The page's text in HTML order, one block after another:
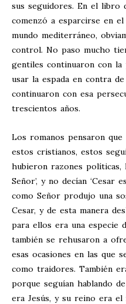
sus seguidores. En el libro
comenzó a esparcirse en
mundo mediterráneo,
control. No paso mucho
gentiles continuaron con la
usar la espada en contra
continuaron con esa
trescientos años.
Los romanos pensaron
estos cristianos, estos
hubieron razones políticas,
Señor’, y no decían ‘Cesar
como Señor produjo una
Cesar, y de esta manera
para ellos era una especie
también se rehusaron a
esas ocasiones en las que
como traidores. También
porque seguían hablando
era Jesús, y su reino era el